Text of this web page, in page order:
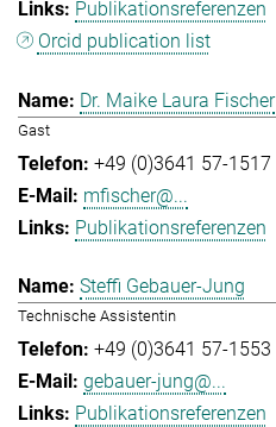
Publikationsreferenzen
Orcid publication list
Dr. Maike Laura Fischer
Gast
+49 (0)3641 57-1517
mfischer@...
Publikationsreferenzen
Steffi Gebauer-Jung
Technische Assistentin
+49 (0)3641 57-1553
gebauer-jung@...
Publikationsreferenzen